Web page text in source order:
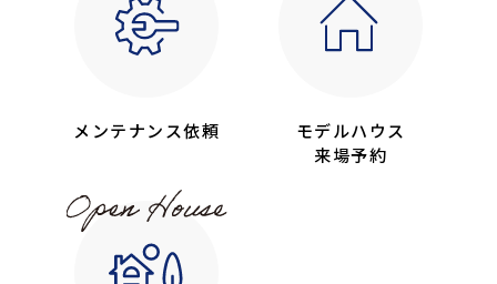
メンテナンス依頼
モデルハウス
来場予約